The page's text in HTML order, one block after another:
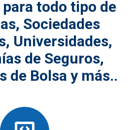
para todo tipo de
Sociedades
Universidades,
de Seguros,
de Bolsa y más..